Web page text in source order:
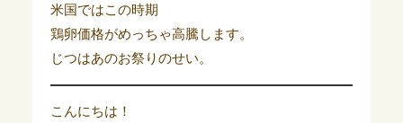
米国ではこの時期
鶏卵価格がめっちゃ高騰します。
じつはあのお祭りのせい。
こんにちは！